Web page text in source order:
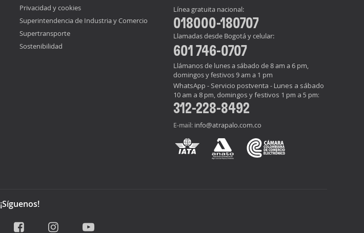
Privacidad y cookies
Superintendencia de Industria y Comercio
Supertransporte
Sostenibilidad
Línea gratuita nacional:
018000-180707
Llamadas desde Bogotá y celular:
601 746-0707
Llámanos de lunes a sábado de 8 am a 6 pm,
domingos y festivos 9 am a 1 pm
WhatsApp - Servicio postventa - Lunes a sábado
10 am a 8 pm, domingos y festivos 1 pm a 5 pm:
312-228-8492
E-mail: info@atrapalo.com.co
¡Síguenos!